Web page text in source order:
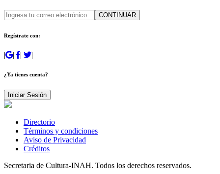
CONTINUAR
Regístrate con:
| | | |
¿Ya tienes cuenta?
Iniciar Sesión
Directorio
Términos y condiciones
Aviso de Privacidad
Créditos
Secretaria de Cultura-INAH. Todos los derechos reservados.